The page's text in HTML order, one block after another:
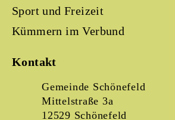
Sport und Freizeit
Kümmern im Verbund
Kontakt
Gemeinde Schönefeld
Mittelstraße 3a
12529 Schönefeld